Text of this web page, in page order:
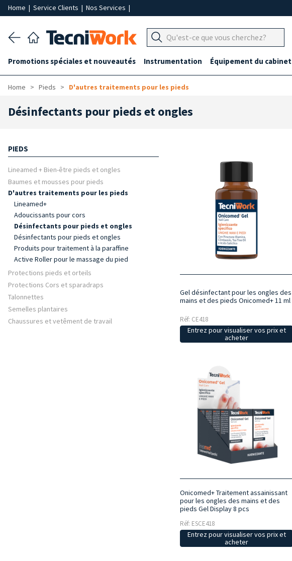
Home | Service Clients | Nos Services |
Promotions spéciales et nouveautés Instrumentation Équipement du cabinet
Home Pieds D'autres traitements pour les pieds
Désinfectants pour pieds et ongles
PIEDS
Lineamed + Bien-être pieds et ongles
Baumes et mousses pour pieds
D'autres traitements pour les pieds
Lineamed+
Adoucissants pour cors
Désinfectants pour pieds et ongles
Désinfectants pour pieds et ongles
Produits pour traitement à la paraffine
Active Roller pour le massage du pied
Protections pieds et orteils
Protections Cors et sparadraps
Talonnettes
Semelles plantaires
Chaussures et vetêment de travail
Gel désinfectant pour les ongles des
mains et des pieds Onicomed+ 11 ml
Réf: CE418
Entrez pour visualiser vos prix et
acheter
Onicomed+ Traitement assainissant
pour les ongles des mains et des
pieds Gel Display 8 pcs
Réf: ESCE418
Entrez pour visualiser vos prix et
acheter